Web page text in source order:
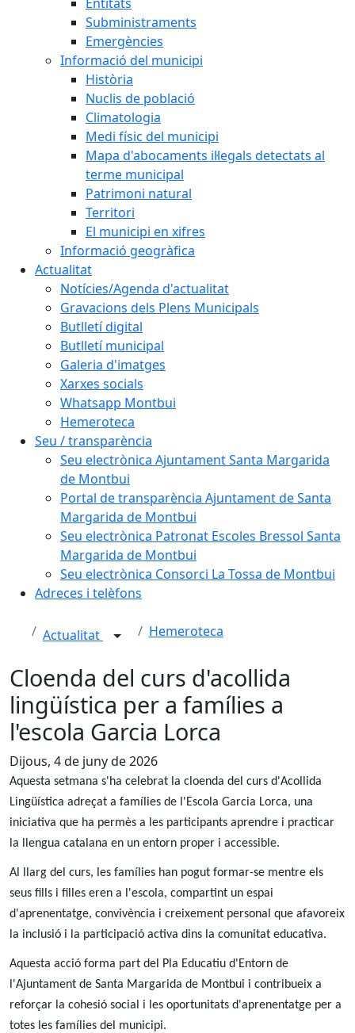
Subministraments
Emergències
Informació del municipi
Història
Nuclis de població
Climatologia
Medi físic del municipi
Mapa d'abocaments il·legals detectats al
terme municipal
Patrimoni natural
Territori
El municipi en xifres
Informació geogràfica
Actualitat
Notícies/Agenda d'actualitat
Gravacions dels Plens Municipals
Butlletí digital
Butlletí municipal
Galeria d'imatges
Xarxes socials
Whatsapp Montbui
Hemeroteca
Seu / transparència
Seu electrònica Ajuntament Santa Margarida
de Montbui
Portal de transparència Ajuntament de Santa
Margarida de Montbui
Seu electrònica Patronat Escoles Bressol Santa
Margarida de Montbui
Seu electrònica Consorci La Tossa de Montbui
Adreces i telèfons
Actualitat Hemeroteca
Cloenda del curs d'acollida
lingüística per a famílies a
l'escola Garcia Lorca
Dijous, 4 de juny de 2026
Aquesta setmana s'ha celebrat la cloenda del curs d'Acollida
Lingüística adreçat a famílies de l'Escola Garcia Lorca, una
iniciativa que ha permès a les participants aprendre i practicar
la llengua catalana en un entorn proper i accessible.
Al llarg del curs, les famílies han pogut formar-se mentre els
seus fills i filles eren a l'escola, compartint un espai
d'aprenentatge, convivència i creixement personal que afavoreix
la inclusió i la participació activa dins la comunitat educativa.
Aquesta acció forma part del Pla Educatiu d'Entorn de
l'Ajuntament de Santa Margarida de Montbui i contribueix a
reforçar la cohesió social i les oportunitats d'aprenentatge per a
totes les famílies del municipi.